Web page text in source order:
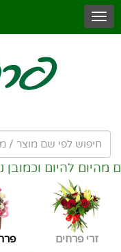
וכמובן ניתן
זרי פרחים